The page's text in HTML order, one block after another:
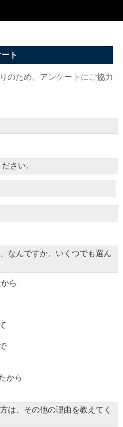
ト
のため、アンケートにご協力
さい。
なんですか。いくつでも選ん
ら
から
は、その他の理由を教えてく